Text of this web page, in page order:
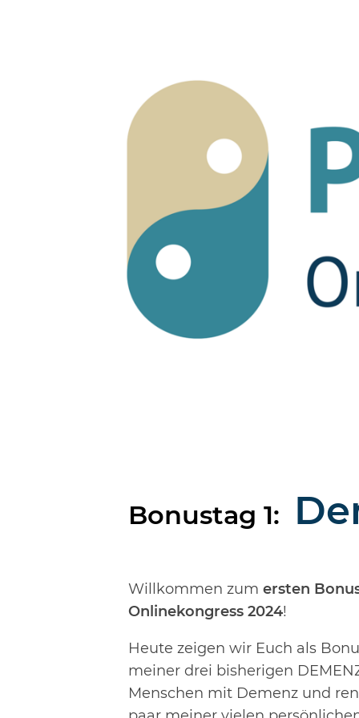
Bonustag 1:
Willkommen zum ersten
Onlinekongress 2024!
Heute zeigen wir Euch als
meiner drei bisherigen
Menschen mit Demenz und